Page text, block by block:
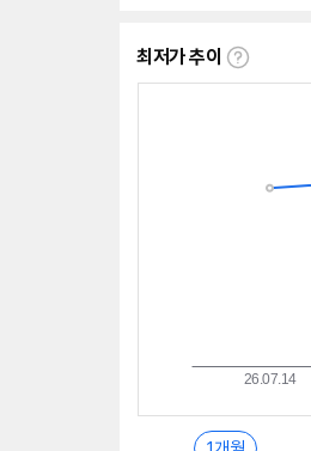
최저가 추이
최